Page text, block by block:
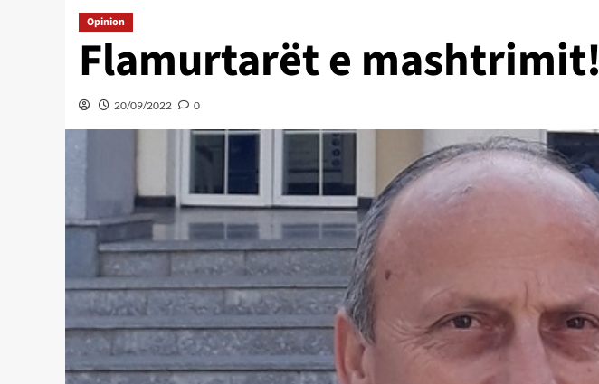
Opinion
Flamurtarët e mashtrimit!
20/09/2022 0